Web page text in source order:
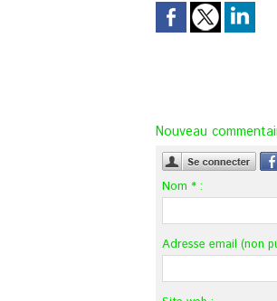
Nouveau
Nom * :
Adresse email (non